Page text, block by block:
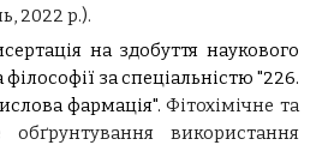
, 2022 р.).
на здобуття наукового
за спеціальністю "226.
фармація".Фітохімічне та
обґрунтування використання